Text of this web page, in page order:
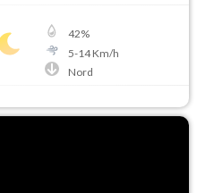
42%
5-14Km/h
Nord